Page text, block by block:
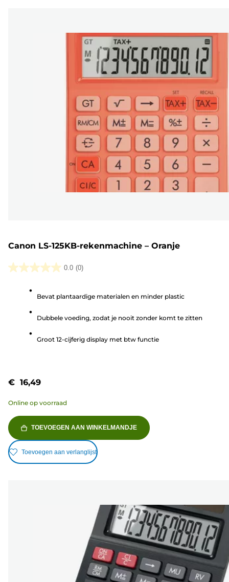
Canon LS-125KB-rekenmachine – Oranje
0.0 (0)
0.0
sterren.
Bevat plantaardige materialen en minder plastic
Dubbele voeding, zodat je nooit zonder komt te zitten
Groot 12-cijferig display met btw functie
€ 16,49
Online op voorraad
TOEVOEGEN AAN WINKELMANDJE
Toevoegen aan verlanglijst